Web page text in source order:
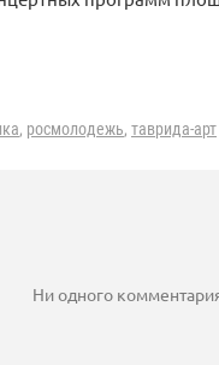
, росмолодежь, таврида-арт
Ни одного